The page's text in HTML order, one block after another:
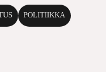
POLITIIKKA